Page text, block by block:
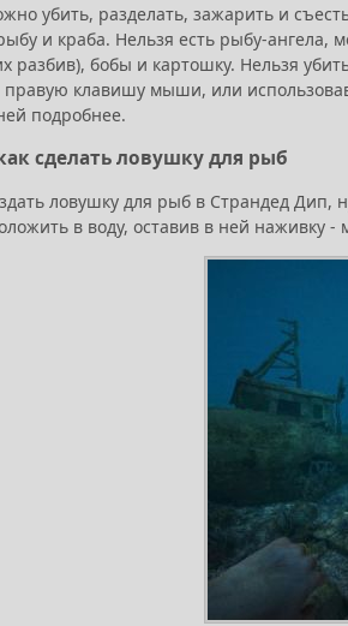
убить, разделать, зажарить и
и краба. Нельзя есть рыбу-ангела,
разбив), бобы и картошку. Нельзя
правую клавишу мыши, или
подробнее.
сделать ловушку для рыб
ловушку для рыб в Страндед
в воду, оставив в ней наживку